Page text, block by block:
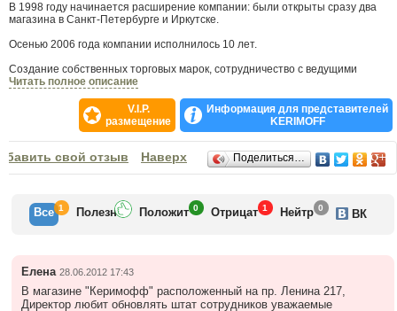
В 1998 году начинается расширение компании: были открыты сразу два
магазина в Санкт-Петербурге и Иркутске.
Осенью 2006 года компании исполнилось 10 лет.
Создание собственных торговых марок, сотрудничество с ведущими
мировыми производителями, динамичное развитие формата розничной
масштабных рекламных кампаний — все это характеризует деятельность
Сегодня «KERIMOFF» — это пять магазинов площадью от 1 000 кв.м. в
Москве, Санкт-Петербурге, Омске, Томске, Иркутске.
Читать полное описание
V.I.P.
размещение
Информация для представителей
KERIMOFF
Отзывысвой отзыв Наверх Поделиться…
Все 1 Полезн Положит 0 Отрицат 1 Нейтр 0 ВК
Елена 28.06.2012 17:43
В магазине "Керимофф" расположенный на пр. Ленина 217,
Директор любит обновлять штат сотрудников уважаемые